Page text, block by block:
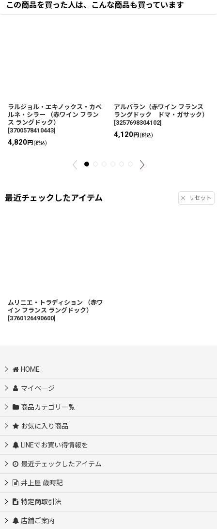
この商品を買った人は、こんな商品も買っています
ラルジョル・エキノックス・カベ
ルネ・シラー （赤ワイン フラン
ス ラングドック）
[3700578410443]
4,820円 (税込)
アルバラン（赤ワイン フランス
ラングドック ドマ・ガサック）
[3257698304102]
4,120円 (税込)
最近チェックしたアイテム リセット
ムリニエ・トラディション （赤ワ
イン フランス ラングドック）
[3760126490600]
HOME
マイページ
商品カテゴリ一覧
お気に入り商品
LINEでお買い得情報を
最近チェックしたアイテム
井上屋 歳時記
特定商取引法
店舗ご案内